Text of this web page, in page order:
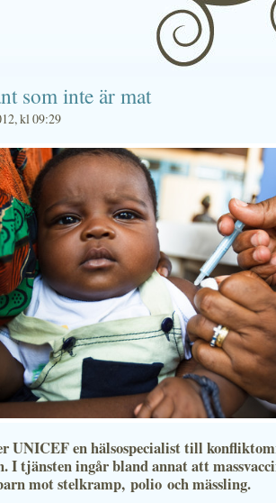
som inte är mat
kl 09:29
UNICEF en hälsospecialist till
I tjänsten ingår bland annat att
mot stelkramp, polio och mässling.